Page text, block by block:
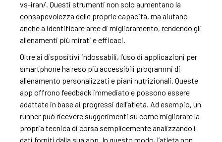
vs-iran/. Questi strumenti non solo aumentano la
consapevolezza delle proprie capacità, ma aiutano
anche a identificare aree di miglioramento, rendendo gli
allenamenti più mirati e efficaci.
Oltre ai dispositivi indossabili, l’uso di applicazioni per
smartphone ha reso più accessibili programmi di
allenamento personalizzati e piani nutrizionali. Queste
app offrono feedback immediato e possono essere
adattate in base ai progressi dell’atleta. Ad esempio, un
runner può ricevere suggerimenti su come migliorare la
propria tecnica di corsa semplicemente analizzando i
dati forniti dalla sua app. In questo modo, l’atleta non